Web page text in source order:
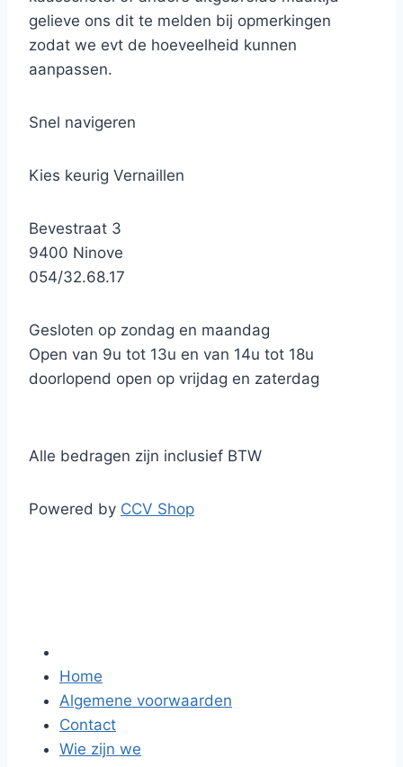
gelieve ons dit te melden bij opmerkingen
zodat we evt de hoeveelheid kunnen
aanpassen.
Snel navigeren
Kies keurig Vernaillen
Bevestraat 3
9400 Ninove
054/32.68.17
Gesloten op zondag en maandag
Open van 9u tot 13u en van 14u tot 18u
doorlopend open op vrijdag en zaterdag
Alle bedragen zijn inclusief BTW
Powered by CCV Shop
Home
Algemene voorwaarden
Contact
Wie zijn we